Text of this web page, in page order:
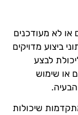
או לא מעודכנים
ביצוע מדויקים
לבצע
או שימוש
שיכולות